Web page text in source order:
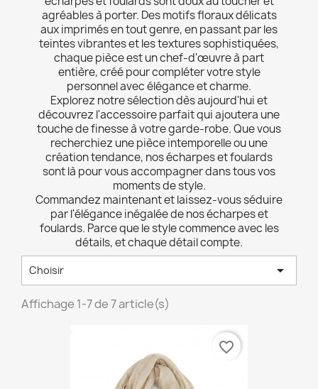
agréables à porter. Des motifs floraux délicats
aux imprimés en tout genre, en passant par les
teintes vibrantes et les textures sophistiquées,
chaque pièce est un chef-d'œuvre à part
entière, créé pour compléter votre style
personnel avec élégance et charme.
Explorez notre sélection dès aujourd'hui et
découvrez l'accessoire parfait qui ajoutera une
touche de finesse à votre garde-robe. Que vous
recherchiez une pièce intemporelle ou une
création tendance, nos écharpes et foulards
sont là pour vous accompagner dans tous vos
moments de style.
Commandez maintenant et laissez-vous séduire
par l'élégance inégalée de nos écharpes et
foulards. Parce que le style commence avec les
détails, et chaque détail compte.
Choisir 
Affichage 1-7 de 7 article(s)
favorite_border